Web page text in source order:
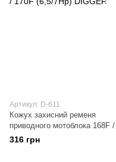
Артикул: D-611
Кожух захисний ременя
приводного мотоблока 168F /
170F (6,5/7Hp) DIGGER
316 грн